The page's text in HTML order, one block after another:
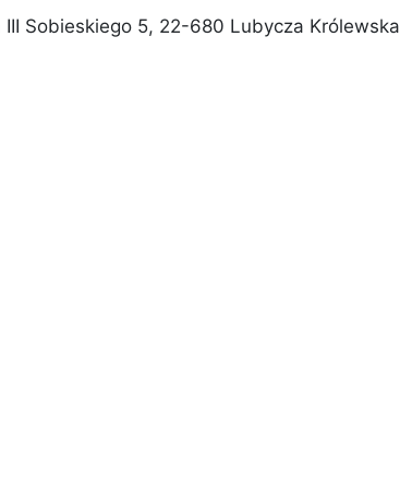
Sobieskiego 5, 22-680 Lubycza Królewska